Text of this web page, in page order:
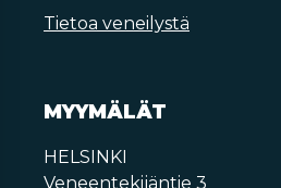
Tietoa veneilystä
MYYMÄLÄT
HELSINKI
Veneentekijäntie 3